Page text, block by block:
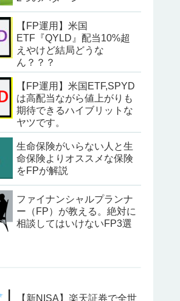
【FP運用】米国
ETF『QYLD』配当10%超
えやけど結局どうな
ん？？？
【FP運用】米国ETF,SPYD
は高配当ながら値上がりも
期待できるハイブリットな
ヤツです。
生命保険がいらない人と生
命保険よりオススメな保険
をFPが解説
ファイナンシャルプランナ
ー（FP）が教える。絶対に
相談してはいけないFP3選
【新NISA】楽天証券で全世